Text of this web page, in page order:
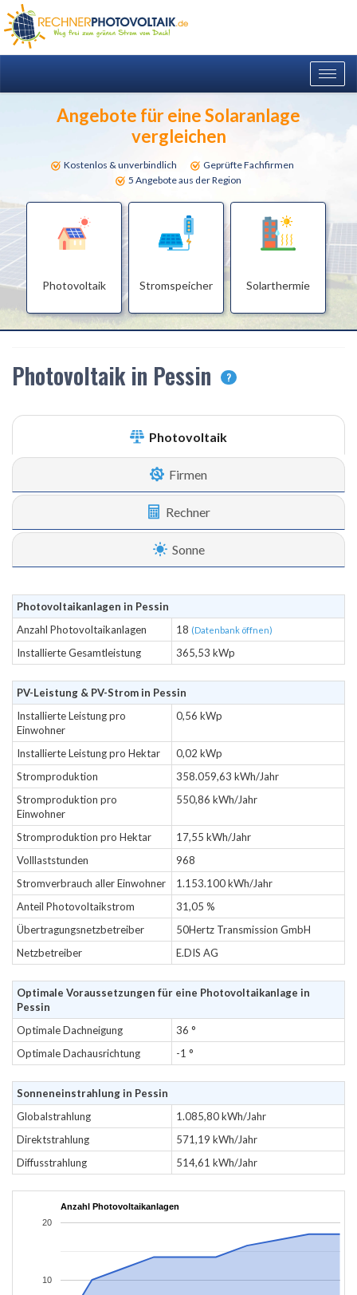
Angebote für eine Solaranlage
vergleichen
Kostenlos & unverbindlich
Geprüfte Fachfirmen
5 Angebote aus der Region
Photovoltaik Stromspeicher Solarthermie
Photovoltaik in Pessin ?
Photovoltaik
Firmen
Rechner
Sonne
Photovoltaikanlagen in Pessin
Anzahl Photovoltaikanlagen
18 (Datenbank öffnen)
Installierte Gesamtleistung 365,53 kWp
PV-Leistung & PV-Strom in Pessin
Installierte Leistung pro
Einwohner
0,56 kWp
Installierte Leistung pro Hektar
0,02 kWp
Stromproduktion
358.059,63 kWh/Jahr
Stromproduktion pro
Einwohner
550,86 kWh/Jahr
Stromproduktion pro Hektar
17,55 kWh/Jahr
Volllaststunden
968
Stromverbrauch aller Einwohner
1.153.100 kWh/Jahr
Anteil Photovoltaikstrom
31,05 %
Übertragungsnetzbetreiber
50Hertz Transmission GmbH
Netzbetreiber
E.DIS AG
Optimale Voraussetzungen für eine Photovoltaikanlage in
Pessin
Optimale Dachneigung
36 °
Optimale Dachausrichtung
-1 °
Sonneneinstrahlung in Pessin
Globalstrahlung
1.085,80 kWh/Jahr
Direktstrahlung
571,19 kWh/Jahr
Diffusstrahlung
514,61 kWh/Jahr
Anzahl Photovoltaikanlagen
10
20